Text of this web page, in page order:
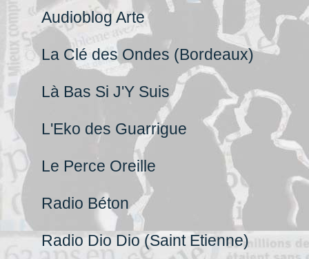
Audioblog Arte
La Clé des Ondes (Bordeaux)
Là Bas Si J'Y Suis
L'Eko des Guarrigue
Le Perce Oreille
Radio Béton
Radio Dio Dio (Saint Etienne)